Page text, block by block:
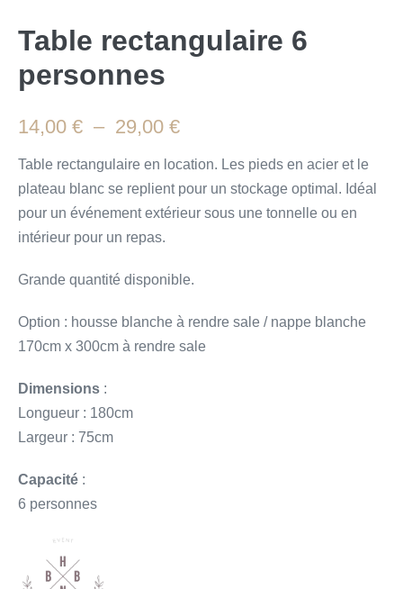
Table rectangulaire 6
personnes
14,00 € – 29,00 €
Table rectangulaire en location. Les pieds en acier et le
plateau blanc se replient pour un stockage optimal. Idéal
pour un événement extérieur sous une tonnelle ou en
intérieur pour un repas.
Grande quantité disponible.
Option : housse blanche à rendre sale / nappe blanche
170cm x 300cm à rendre sale
Dimensions :
Longueur : 180cm
Largeur : 75cm
Capacité :
6 personnes